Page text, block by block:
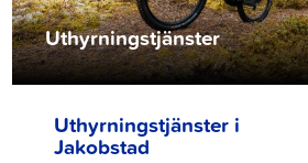
Uthyrningstjänster
Uthyrningstjänster i
Jakobstad